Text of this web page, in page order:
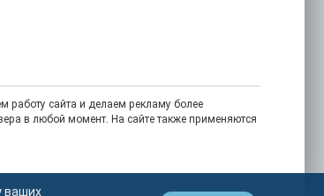
работу сайта и делаем рекламу более
в любой момент. На сайте также применяются
ваших